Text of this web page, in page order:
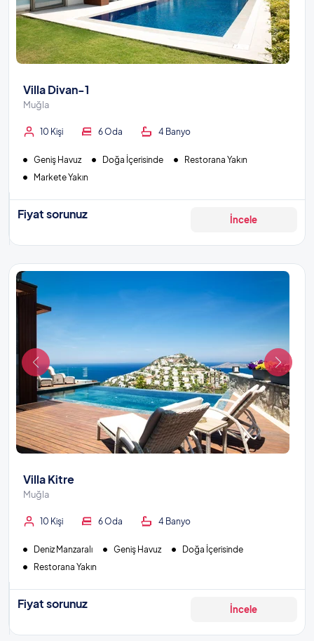
Villa Divan-1
Muğla
10 Kişi 6 Oda 4 Banyo
Geniş Havuz Doğa İçerisinde
Restorana Yakın
Markete Yakın
Fiyat sorunuz İncele
Villa Kitre
Muğla
10 Kişi 6 Oda 4 Banyo
Deniz Manzaralı Geniş Havuz
Doğa İçerisinde
Restorana Yakın
Fiyat sorunuz İncele